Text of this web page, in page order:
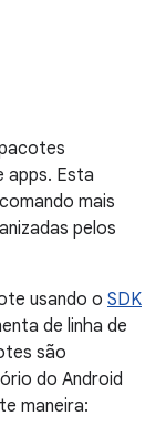
apps. Esta
mais
pelos
usando o SDK
de linha de
são
do Android
maneira: